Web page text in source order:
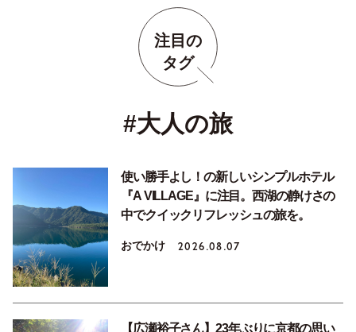
注目の
タグ
#大人の旅
使い勝手よし！の新しいシンプルホテル
『A VILLAGE』に注目。西湖の静けさの
中でクイックリフレッシュの旅を。
おでかけ 2026.08.07
【広瀬裕子さん】23年ぶりに京都の思い